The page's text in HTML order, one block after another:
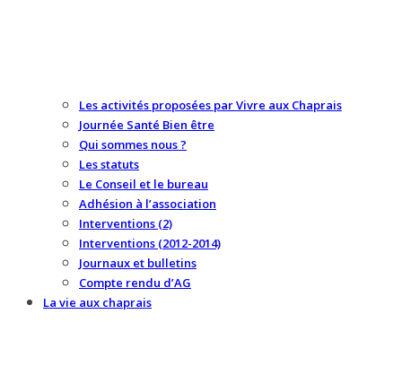
Les activités proposées par Vivre aux Chaprais
Journée Santé Bien être
Qui sommes nous ?
Les statuts
Le Conseil et le bureau
Adhésion à l’association
Interventions (2)
Interventions (2012-2014)
Journaux et bulletins
Compte rendu d’AG
La vie aux chaprais